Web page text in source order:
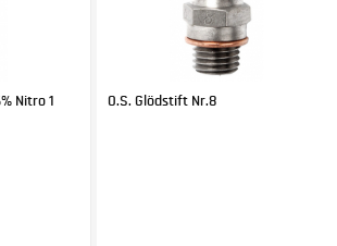
Nitro 1
O.S. Glödstift Nr.8